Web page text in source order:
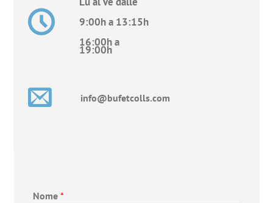
9:00h a 13:15h
16:00h a
19:00h
info@bufetcolls.com
Nome *